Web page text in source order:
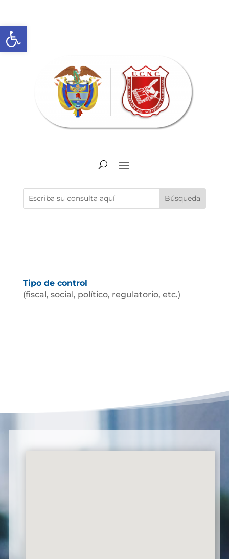
Abrir barra de herramientas
Tipo de control
(fiscal, social, político, regulatorio, etc.)